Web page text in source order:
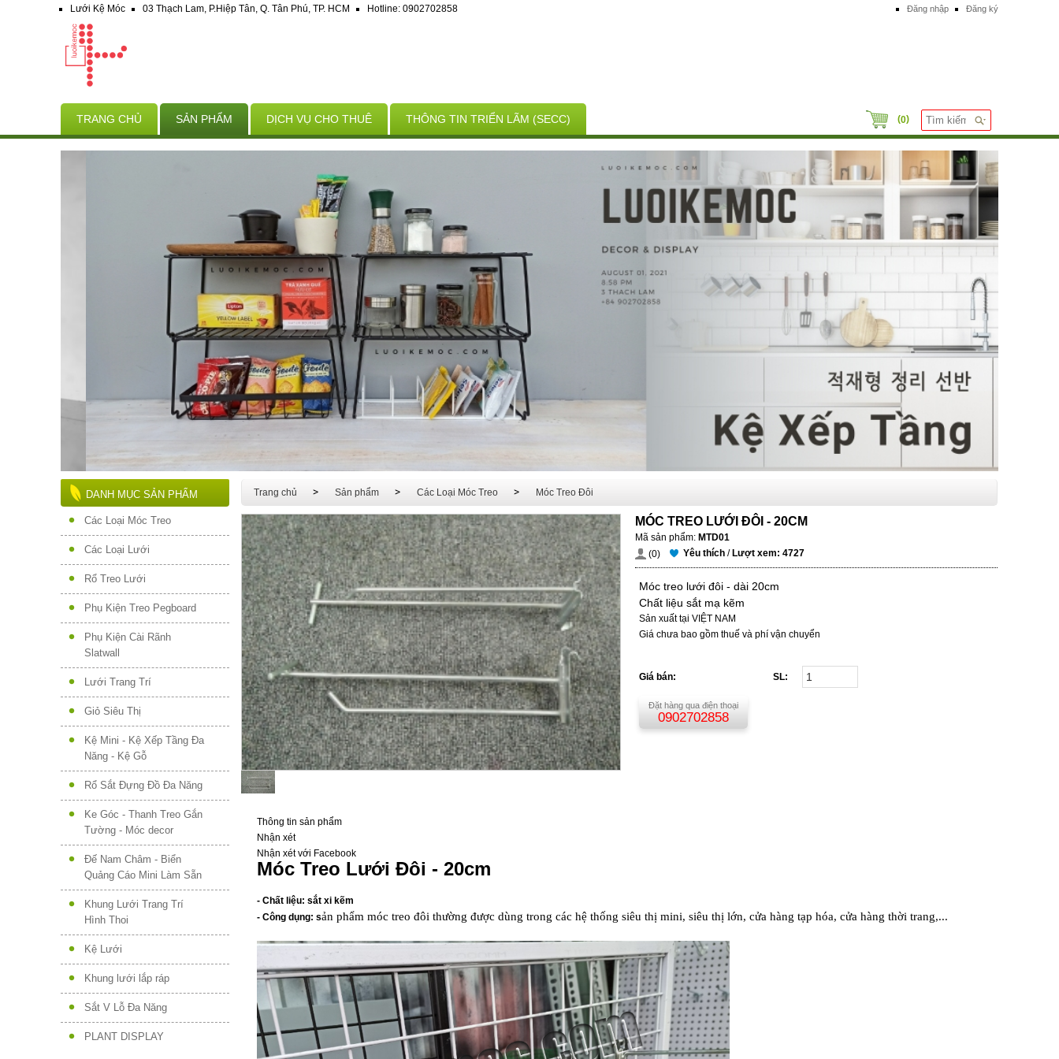
Lưới Kệ Móc 03 Thạch Lam, P.Hiệp Tân, Q. Tân Phú, TP. HCM Hotline: 0902702858 Đăng nhập Đăng ký
TRANG CHỦ SẢN PHẨM DỊCH VỤ CHO THUÊ THÔNG TIN TRIỂN LÃM (SECC) (0)
DANH MỤC SẢN PHẨM
Các Loại Móc Treo
Các Loại Lưới
Rổ Treo Lưới
Phụ Kiện Treo Pegboard
Phụ Kiện Cài Rãnh
Slatwall
Lưới Trang Trí
Giỏ Siêu Thị
Kệ Mini - Kệ Xếp Tầng Đa
Năng - Kệ Gỗ
Rổ Sắt Đựng Đồ Đa Năng
Ke Góc - Thanh Treo Gắn
Tường - Móc decor
Đế Nam Châm - Biển
Quảng Cáo Mini Làm Sẵn
Khung Lưới Trang Trí
Hình Thoi
Kệ Lưới
Khung lưới lắp ráp
Sắt V Lỗ Đa Năng
PLANT DISPLAY
Trang chủ Sản phẩm Các Loại Móc Treo Móc Treo Đôi
MÓC TREO LƯỚI ĐÔI - 20CM
Mã sản phẩm: MTD01
(0)
Yêu thích /Lượt xem: 4727
Móc treo lưới đôi - dài 20cm
Chất liệu sắt mạ kẽm
Sản xuất tại VIỆT NAM
Giá chưa bao gồm thuế và phí vận chuyển
Giá bán: SL:
Đặt hàng qua điện thoại
0902702858
Thông tin sản phẩm
Nhận xét
Nhận xét với Facebook
Móc Treo Lưới Đôi - 20cm
- Chất liệu: sắt xi kẽm
- Công dụng: sản phẩm móc treo đôi thường được dùng trong các hệ thống siêu thị mini, siêu thị lớn, cửa hàng tạp hóa, cửa hàng thời trang,...